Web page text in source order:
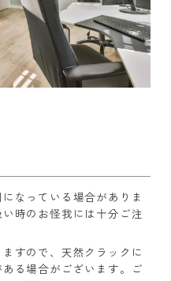
なっている場合がありま
時のお怪我には十分ご注
すので、天然クラックに
る場合がございます。ご